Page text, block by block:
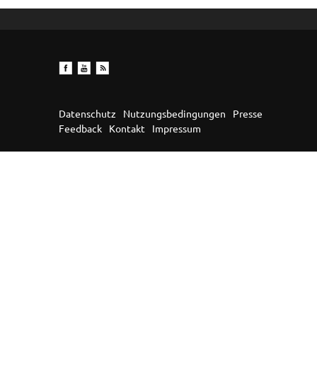
Datenschutz Nutzungsbedingungen
Presse
Feedback
Kontakt Impressum